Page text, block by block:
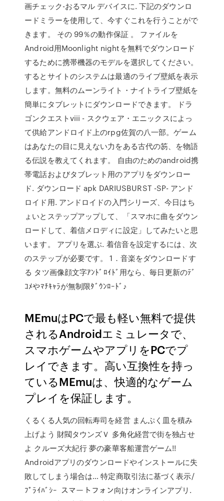
画チェック-おるマル デバイスに. 下記のダウンロ
ードミラーを使用して、今すぐこれを行うことがで
きます。 その 99％の動作保証 。 ファイルを
Android用Moonlight nightを無料でダウンロード
するために携帯機器のモデルを選択してください。
するとサイトのシステムは最適のライブ壁紙を表示
します。無料のムーンライト・ナイトライブ壁紙を
簡単にタブレットにダウンロードできます。 ドラ
ゴンクエストviii - スクウェア・エニックスによっ
て供給アンドロイド上のrpg佐賀の八一部。ゲーム
はあなたの目に見えない力をある古代の笏、を物語
る伝説を教えてくれます。 自由のためのandroid携
帯電話およびタブレット用のアプリをダウンロー
ド. ダウンロード apk DARIUSBURST -SP- アンド
ロイド用. アンドロイドの入門シリーズ、今日はち
ょいとステップアップして、「スマホに曲をダウン
ロードして、着信メロディに設定」してみたいと思
います。 アプリを選ぶ. 着信音を設定するには、次
のステップが必要です。 1．音楽をダウンロードす
る タツ画像顔文字ｱﾝﾄﾞﾛｲﾄﾞ用なら、毎日更新のﾃﾞ
ｺﾒやﾏﾁｷｬﾗが無制限ﾀﾞｳﾝﾛｰﾄﾞ♪
MEmuはPCで最も軽い無料で提供
されるAndroidエミュレータで、
スマホゲームやアプリをPCでプ
レイできます。高い互換性を持っ
ているMEmuは、快適的なゲーム
プレイを保証します。
くるくる人気の回転寿司を経営 まんぷく皿を積み
上げよう 財閥タウンズＶ 多角化経営で街を独占せ
よ クルーズ大紀行 夢の豪華客船運営ゲーム!!
Androidアプリのダウンロードやインストールに失
敗してしまう場合は… 特定商取引法に基づく表示/
ﾌﾟﾗｲﾊﾞｼｰ スマートフォン向けオンラインアプリ.